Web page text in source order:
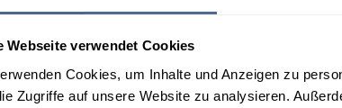
Webseite verwendet Cookies
Cookies, um Inhalte und Anzeigen zu
Zugriffe auf unsere Website zu analysieren.
des Heizöls in Maria Rain?
gibt es?